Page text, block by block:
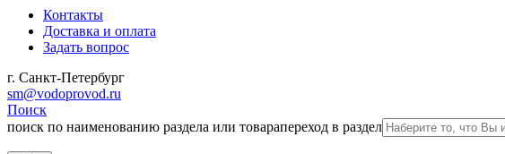
Контакты
Доставка и оплата
Задать вопрос
г. Санкт-Петербург
sm@vodoprovod.ru
Поиск
поиск по наименованию раздела или товарапереход в раздел